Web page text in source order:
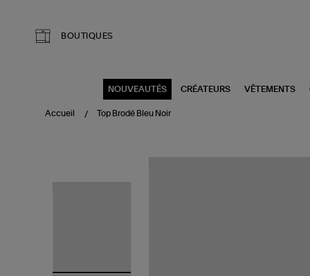
BOUTIQUES
NOUVEAUTÉS CRÉATEURS VÊTEMENTS
Accueil Top Brodé Bleu Noir